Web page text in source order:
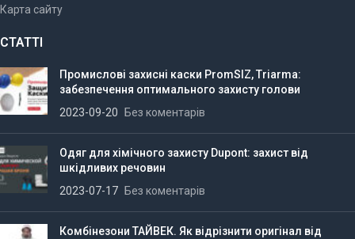
Карта сайту
СТАТТІ
Промислові захисні каски PromSIZ, Triarma:
забезпечення оптимального захисту голови
2023-09-20
Без коментарів
Одяг для хімічного захисту Dupont: захист від
шкідливих речовин
2023-07-17
Без коментарів
Комбінезони ТАЙВЕК. Як відрізнити оригінал від